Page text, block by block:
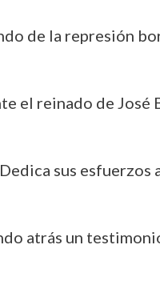
de la represión
el reinado de José
sus esfuerzos
atrás un